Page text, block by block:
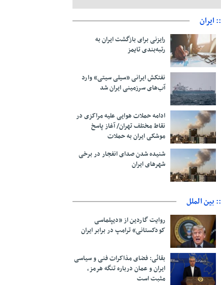
:: ایران
رایزنی برای بازگشت ایران به
رتبه‌بندی تایمز
نفتکش ایرانی «سیلی سیتی» وارد
آب‌های سرزمینی ایران شد
ادامه حملات هوایی علیه مراکزی در
نقاط مختلف تهران/ آغاز پاسخ
موشکی ایران به حملات
شنیده شدن صدای انفجار در برخی
شهرهای ایران
:: بین الملل
روایت گاردین از «دیپلماسی
کودکستانی» ترامپ در برابر ایران
بقائی: فضای مذاکرات فنی و سیاسی
ایران و عمان درباره تنگه هرمز،
مثبت است